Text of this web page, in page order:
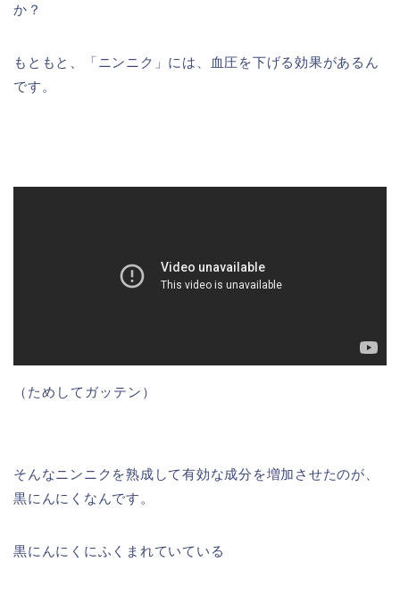
か？
もともと、「ニンニク」には、血圧を下げる効果があるん
です。
（ためしてガッテン）
そんなニンニクを熟成して有効な成分を増加させたのが、
黒にんにくなんです。
黒にんにくにふくまれていている